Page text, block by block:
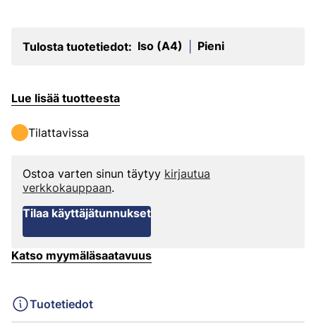
Tulosta tuotetiedot: Iso (A4) Pieni
Lue lisää tuotteesta
Tilattavissa
Ostoa varten sinun täytyy kirjautua
verkkokauppaan.
Tilaa käyttäjätunnukset
Katso myymäläsaatavuus
Tuotetiedot